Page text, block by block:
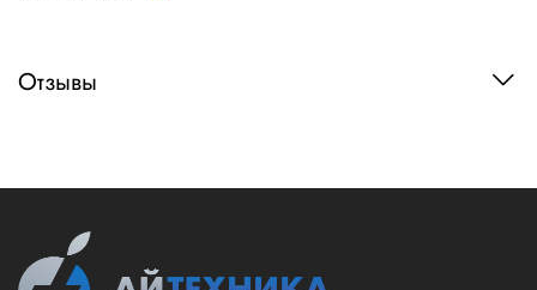
Отзывы